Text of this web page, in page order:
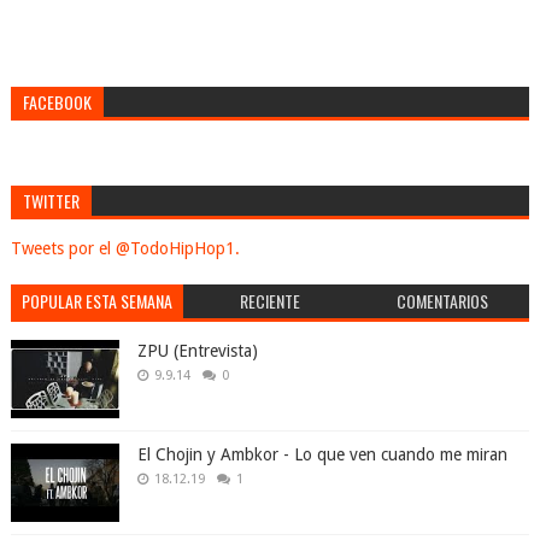
FACEBOOK
TWITTER
Tweets por el @TodoHipHop1.
POPULAR ESTA SEMANA RECIENTE COMENTARIOS
ZPU (Entrevista)
9.9.14 0
El Chojin y Ambkor - Lo que ven cuando me miran
18.12.19 1